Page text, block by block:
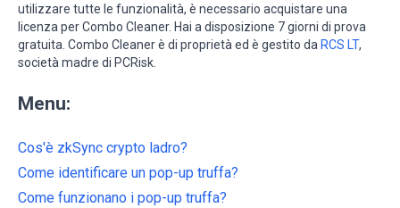
utilizzare tutte le funzionalità, è necessario acquistare una
licenza per Combo Cleaner. Hai a disposizione 7 giorni di prova
gratuita. Combo Cleaner è di proprietà ed è gestito da RCS LT,
società madre di PCRisk.
Menu:
Cos'è zkSync crypto ladro?
Come identificare un pop-up truffa?
Come funzionano i pop-up truffa?